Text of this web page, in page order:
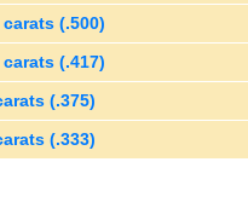
(.500)
(.417)
(.375)
(.333)